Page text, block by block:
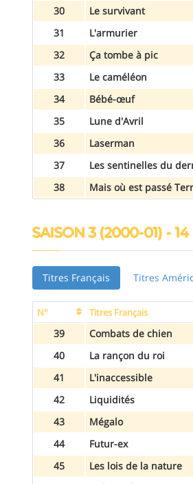
30
Le survivant
31
L'armurier
32
Ça tombe à pic
33
Le caméléon
34
Bébé-œuf
35
Lune d'Avril
36
Laserman
37
Les sentinelles du
38
Mais où est passé
SAISON 3 (2000-01) -
Titres Français Titres
N° Titres Français
39
Combats de chien
40
La rançon du roi
41
L'inaccessible
42
Liquidités
43
Mégalo
44
Futur-ex
45
Les lois de la nature